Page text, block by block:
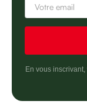
En vous